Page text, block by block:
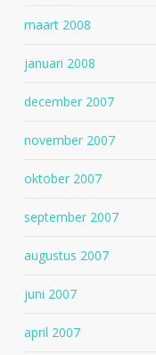
maart 2008
januari 2008
december 2007
november 2007
oktober 2007
september 2007
augustus 2007
juni 2007
april 2007